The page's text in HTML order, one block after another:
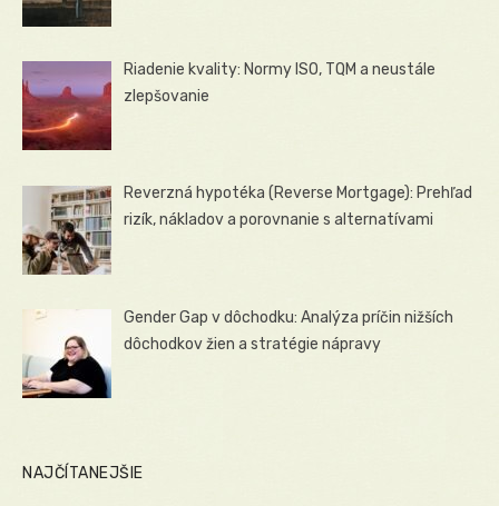
Riadenie kvality: Normy ISO, TQM a neustále
zlepšovanie
Reverzná hypotéka (Reverse Mortgage): Prehľad
rizík, nákladov a porovnanie s alternatívami
Gender Gap v dôchodku: Analýza príčin nižších
dôchodkov žien a stratégie nápravy
NAJČÍTANEJŠIE